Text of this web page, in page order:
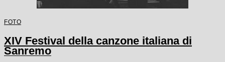
FOTO
XIV Festival della canzone italiana di
Sanremo